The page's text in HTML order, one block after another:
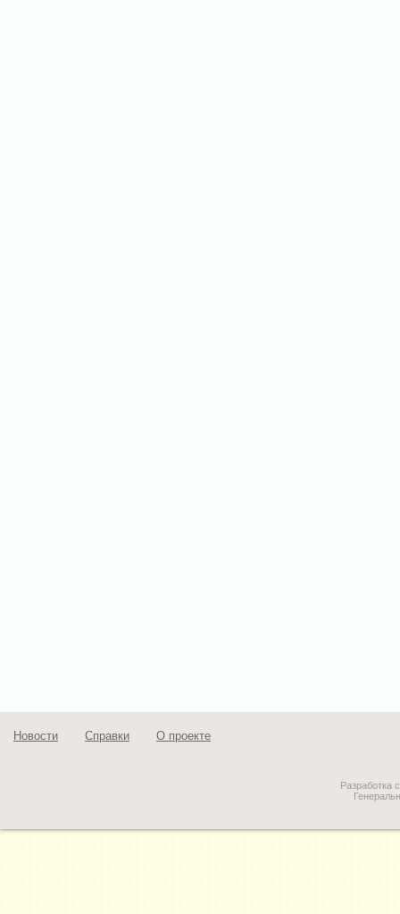
Новости Справки О проекте
Разработка